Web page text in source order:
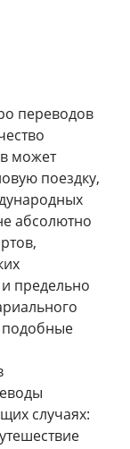
переводов
может
поездку,
абсолютно
предельно
подобные
случаях: